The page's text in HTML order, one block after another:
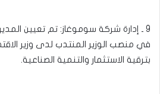
9 ـ إدارة شركة سوموغاز: تم تعيين
في منصب الوزير المنتدب لدى وزير
بترقية الاستثمار والتنمية الصناعية.